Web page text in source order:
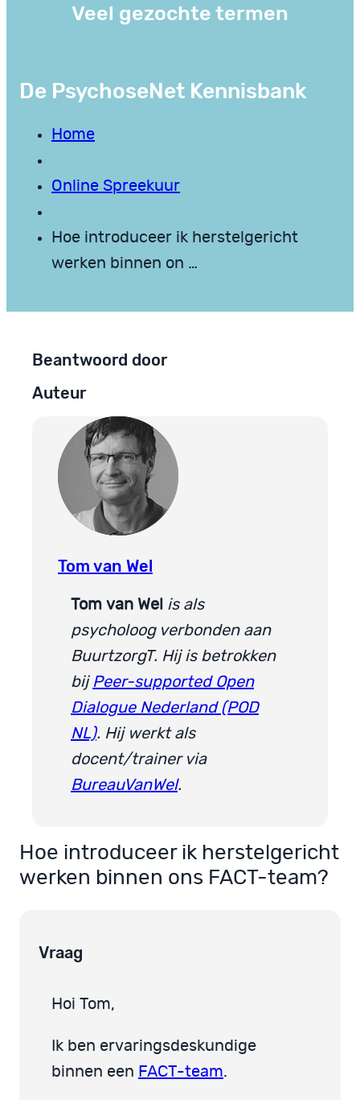
Veel gezochte termen
De PsychoseNet Kennisbank
Home
Online Spreekuur
Hoe introduceer ik herstelgericht
werken binnen on …
Beantwoord door
Auteur
Tom van Wel
Tom van Wel is als
psycholoog verbonden aan
BuurtzorgT. Hij is betrokken
bij Peer-supported Open
Dialogue Nederland (POD
NL). Hij werkt als
docent/trainer via
BureauVanWel.
Hoe introduceer ik herstelgericht
werken binnen ons FACT-team?
Vraag
Hoi Tom,
Ik ben ervaringsdeskundige
binnen een FACT-team.